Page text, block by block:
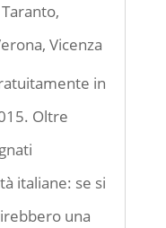
Taranto,
, Vicenza
in
Oltre
italiane: se si
una